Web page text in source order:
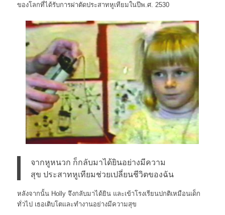
ของโลกที่ได้รับการผ่าตัดประสาทหูเทียมในปีพ.ศ. 2530
จากหูหนวก ก็กลับมาได้ยินอย่างมีความ
สุข ประสาทหูเทียมช่วยเปลี่ยนชีวิตของฉัน
หลังจากนั้น Holly จึงกลับมาได้ยิน และเข้าโรงเรียนปกติเหมือนเด็ก
ทั่วไป เธอเติบโตและทำงานอย่างมีความสุข